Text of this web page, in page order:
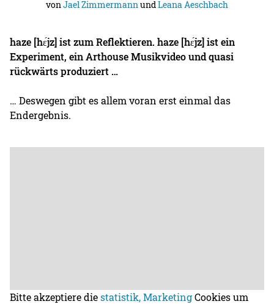
vonJael ZimmermannundLeana Aeschbach
haze [hɛ́jz] ist zum Reflektieren. haze [hɛ́jz] ist ein
Experiment, ein Arthouse Musikvideo und quasi
rückwärts produziert …
… Deswegen gibt es allem voran erst einmal das
Endergebnis.
Bitte akzeptiere diestatistik, MarketingCookies um